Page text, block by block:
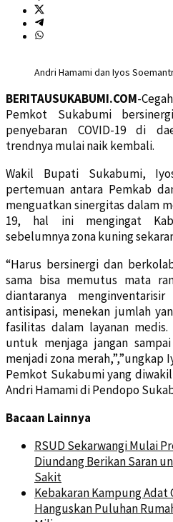
Andri Hamami dan Iyos
BERITAUSUKABUMI.COM-
Pemkot Sukabumi
penyebaran COVID-19 di
trendnya mulai naik kembali.
Wakil Bupati Sukabumi,
pertemuan antara Pemkab
menguatkan sinergitas dalam
19, hal ini mengingat
sebelumnya zona kuning
“Harus bersinergi dan
sama bisa memutus mata
diantaranya
antisipasi, menekan jumlah
fasilitas dalam layanan
untuk menjaga jangan
menjadi zona merah,”,”ungkap
Pemkot Sukabumi yang
Andri Hamami di Pendopo
Bacaan Lainnya
RSUD Sekarwangi Mulai
Diundang Berikan Saran
Sakit
Kebakaran Kampung
Hanguskan Puluhan